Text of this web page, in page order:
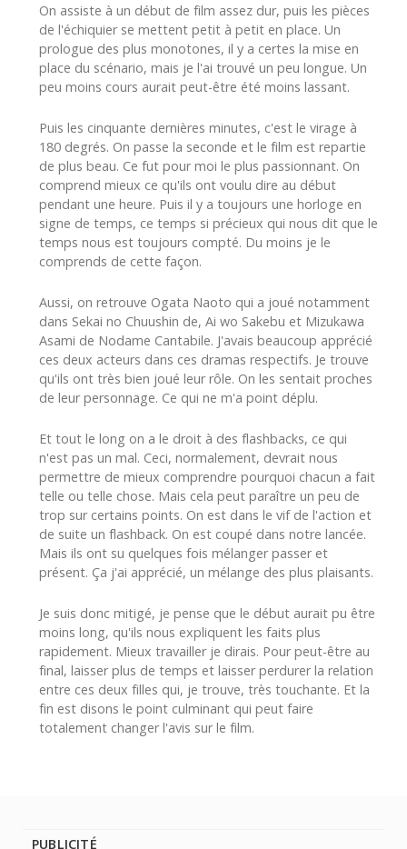
On assiste à un début de film assez dur, puis les pièces
de l'échiquier se mettent petit à petit en place. Un
prologue des plus monotones, il y a certes la mise en
place du scénario, mais je l'ai trouvé un peu longue. Un
peu moins cours aurait peut-être été moins lassant.
Puis les cinquante dernières minutes, c'est le virage à
180 degrés. On passe la seconde et le film est repartie
de plus beau. Ce fut pour moi le plus passionnant. On
comprend mieux ce qu'ils ont voulu dire au début
pendant une heure. Puis il y a toujours une horloge en
signe de temps, ce temps si précieux qui nous dit que le
temps nous est toujours compté. Du moins je le
comprends de cette façon.
Aussi, on retrouve Ogata Naoto qui a joué notamment
dans Sekai no Chuushin de, Ai wo Sakebu et Mizukawa
Asami de Nodame Cantabile. J'avais beaucoup apprécié
ces deux acteurs dans ces dramas respectifs. Je trouve
qu'ils ont très bien joué leur rôle. On les sentait proches
de leur personnage. Ce qui ne m'a point déplu.
Et tout le long on a le droit à des flashbacks, ce qui
n'est pas un mal. Ceci, normalement, devrait nous
permettre de mieux comprendre pourquoi chacun a fait
telle ou telle chose. Mais cela peut paraître un peu de
trop sur certains points. On est dans le vif de l'action et
de suite un flashback. On est coupé dans notre lancée.
Mais ils ont su quelques fois mélanger passer et
présent. Ça j'ai apprécié, un mélange des plus plaisants.
Je suis donc mitigé, je pense que le début aurait pu être
moins long, qu'ils nous expliquent les faits plus
rapidement. Mieux travailler je dirais. Pour peut-être au
final, laisser plus de temps et laisser perdurer la relation
entre ces deux filles qui, je trouve, très touchante. Et la
fin est disons le point culminant qui peut faire
totalement changer l'avis sur le film.
PUBLICITÉ